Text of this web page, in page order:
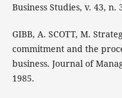
Business Studies, v. 43, n.
GIBB, A. SCOTT, M.
commitment and the
business. Journal of
1985.